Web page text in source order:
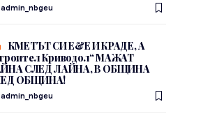
admin_nbgeu
КМЕТЪТ СИ Е&Е И КРАДЕ, А
Криводол“ МАЖАТ
СЛЕД ЛАЙНА, В ОБЩИНА
ОБЩИНА!
admin_nbgeu